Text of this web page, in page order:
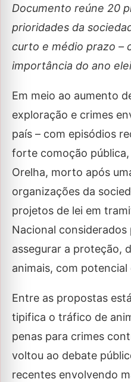
Documento reúne 20
prioridades da
curto e médio prazo –
importância do ano
Em meio ao aumento
exploração e crimes
país – com episódios
forte comoção
Orelha, morto após
organizações da
projetos de lei em
Nacional
assegurar a proteção,
animais, com
Entre as propostas
tipifica o tráfico de
penas para crimes
voltou ao debate
recentes envolvendo